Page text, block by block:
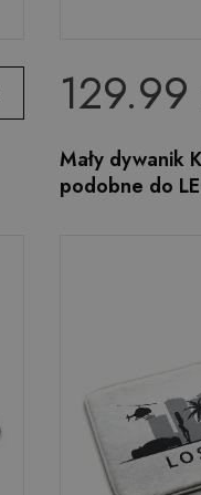
129.99
Mały dywanik
podobne do